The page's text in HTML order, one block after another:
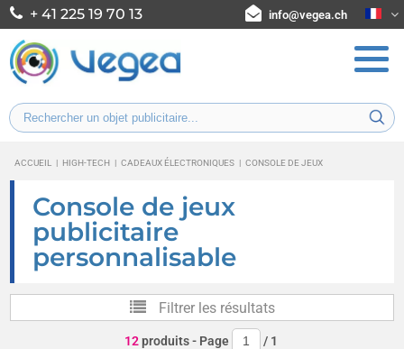
+ 41 225 19 70 13 info@vegea.ch
ACCUEIL | HIGH-TECH | CADEAUX ÉLECTRONIQUES | CONSOLE DE JEUX
Console de jeux
publicitaire
personnalisable
Filtrer les résultats
12produits- Page / 1